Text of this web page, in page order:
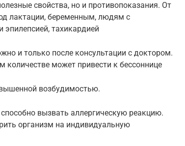
свойства, но и противопоказания. От
лактации, беременным, людям с
тахикардией
и только после консультации с доктором.
может привести к бессоннице
возбудимостью.
вызвать аллергическую реакцию.
организм на индивидуальную